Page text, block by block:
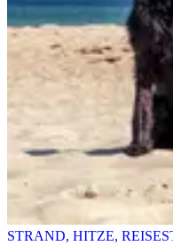
STRAND, HITZE,